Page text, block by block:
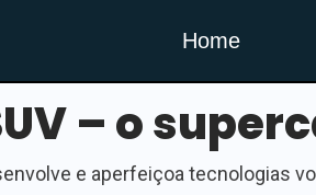
Home
– o
e aperfeiçoa tecnologias